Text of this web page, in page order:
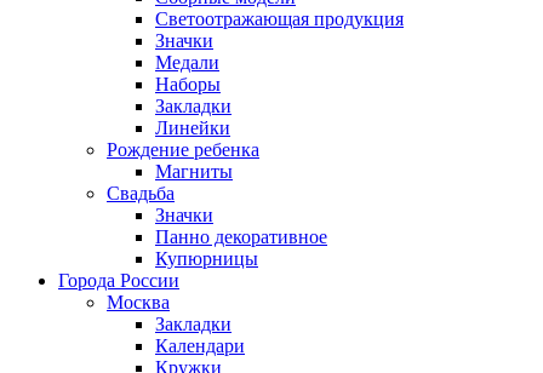
Светоотражающая продукция
Значки
Медали
Наборы
Закладки
Линейки
Рождение ребенка
Магниты
Свадьба
Значки
Панно декоративное
Купюрницы
Города России
Москва
Закладки
Календари
Кружки